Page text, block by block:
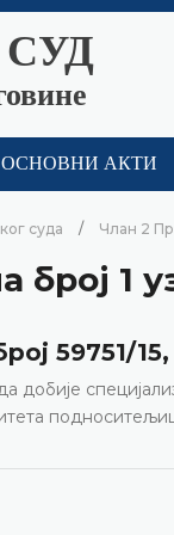
ОСНОВНИ АКТИ
суда Члан 2
број 1
59751/
добије